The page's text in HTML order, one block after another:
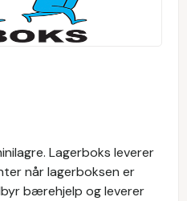
Lagerboks leverer
når lagerboksen er
bærehjelp og leverer